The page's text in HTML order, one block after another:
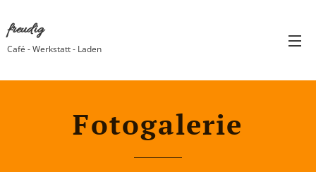
freudig
Café - Werkstatt - Laden
Fotogalerie